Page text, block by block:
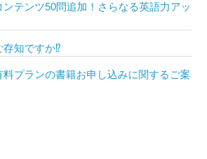
テンツ50問追加！さらなる英語力アッ
存知ですか⁉
プランの書籍お申し込みに関するご案